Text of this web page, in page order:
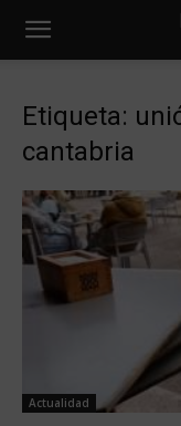
Etiqueta:
cantabria
Actualidad